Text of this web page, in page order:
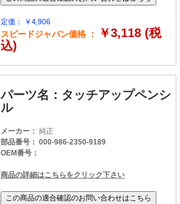
定価： ￥4,906
スピードジャパン価格 ：
￥3,118 (税
込)
パーツ名：タッチアップペンシ
ル
メーカー： 純正
部品番号： 000-986-2350-9189
OEM番号：
商品の詳細はこちらをクリック下さい